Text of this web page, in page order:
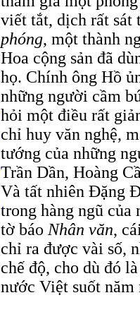
viết tắt, dịch rất
phóng, một thành
Hoa cộng sản đã
họ. Chính ông Hồ
những người cầm
hỏi một điều rất
chỉ huy văn nghệ,
tướng của những
Trần Dần, Hoàng
Và tất nhiên Đặng
trong hàng ngũ của
tờ báo Nhân văn,
chỉ ra được vài số,
chế độ, cho dù đó
nước Việt suốt năm